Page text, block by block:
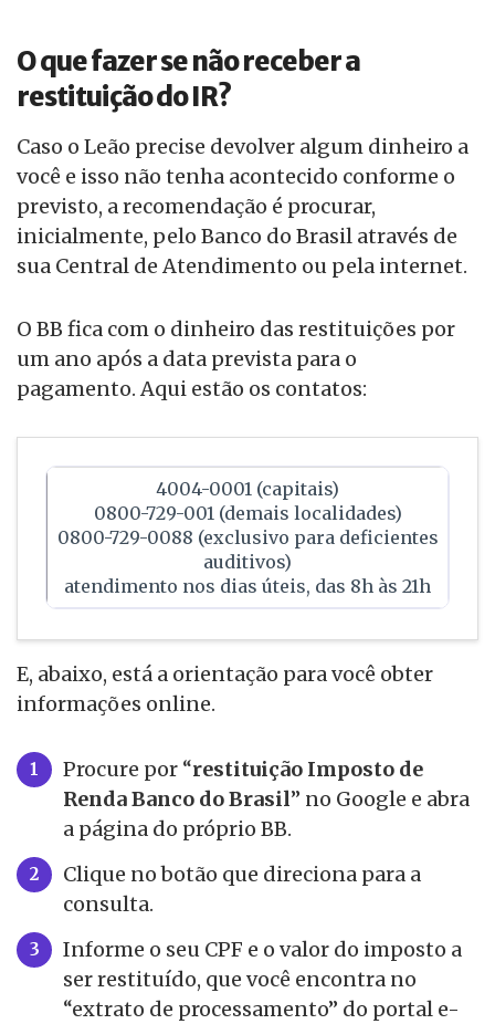
O que fazer se não receber a
restituição do IR?
Caso o Leão precise devolver algum dinheiro a
você e isso não tenha acontecido conforme o
previsto, a recomendação é procurar,
inicialmente, pelo Banco do Brasil através de
sua Central de Atendimento ou pela internet.
O BB fica com o dinheiro das restituições por
um ano após a data prevista para o
pagamento. Aqui estão os contatos:
4004-0001 (capitais)
0800-729-001 (demais localidades)
0800-729-0088 (exclusivo para deficientes
auditivos)
atendimento nos dias úteis, das 8h às 21h
E, abaixo, está a orientação para você obter
informações online.
Procure por “restituição Imposto de
Renda Banco do Brasil” no Google e abra
a página do próprio BB.
Clique no botão que direciona para a
consulta.
Informe o seu CPF e o valor do imposto a
ser restituído, que você encontra no
“extrato de processamento” do portal e-